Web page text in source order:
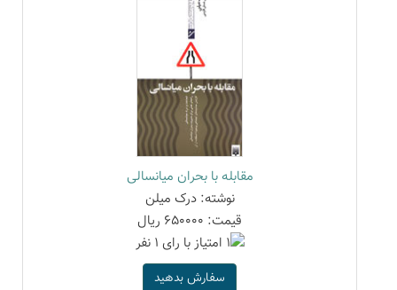
مقابله با بحران میانسالی
نوشته: درک میلن
قیمت: 650000 ریال
سفارش بدهید